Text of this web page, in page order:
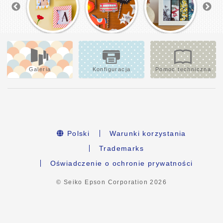
Galeria Konfiguracja Pomoc techniczna
Polski
Warunki korzystania
Trademarks
Oświadczenie o ochronie prywatności
© Seiko Epson Corporation2026